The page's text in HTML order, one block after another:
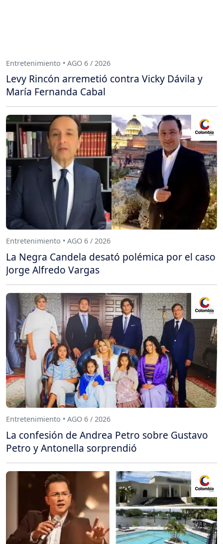
Entretenimiento • AGO 6 / 2026
Levy Rincón arremetió contra Vicky Dávila y
María Fernanda Cabal
Entretenimiento • AGO 6 / 2026
La Negra Candela desató polémica por el caso
Jorge Alfredo Vargas
Entretenimiento • AGO 6 / 2026
La confesión de Andrea Petro sobre Gustavo
Petro y Antonella sorprendió